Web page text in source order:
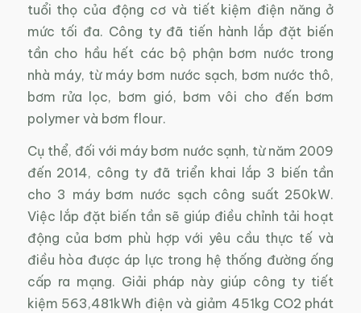
tuổi thọ của động cơ và tiết kiệm điện năng ở
mức tối đa. Công ty đã tiến hành lắp đặt biến
tần cho hầu hết các bộ phận bơm nước trong
nhà máy, từ máy bơm nước sạch, bơm nước thô,
bơm rửa lọc, bơm gió, bơm vôi cho đến bơm
polymer và bơm flour.
Cụ thể, đối với máy bơm nước sạnh, từ năm 2009
đến 2014, công ty đã triển khai lắp 3 biến tần
cho 3 máy bơm nước sạch công suất 250kW.
Việc lắp đặt biến tần sẽ giúp điều chỉnh tải hoạt
động của bơm phù hợp với yêu cầu thực tế và
điều hòa được áp lực trong hệ thống đường ống
cấp ra mạng. Giải pháp này giúp công ty tiết
kiệm 563,481kWh điện và giảm 451kg CO2 phát